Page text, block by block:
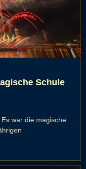
Schule
war die magische